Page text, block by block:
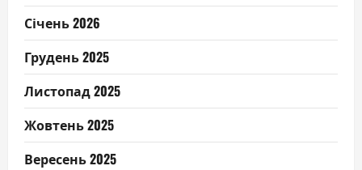
Січень 2026
Грудень 2025
Листопад 2025
Жовтень 2025
Вересень 2025